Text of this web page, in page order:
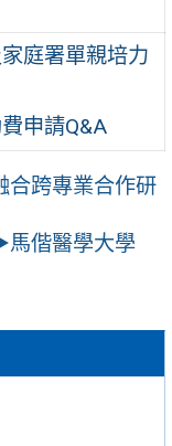
庭署單親培力
申請Q&A
合跨專業合作研
偕醫學大學